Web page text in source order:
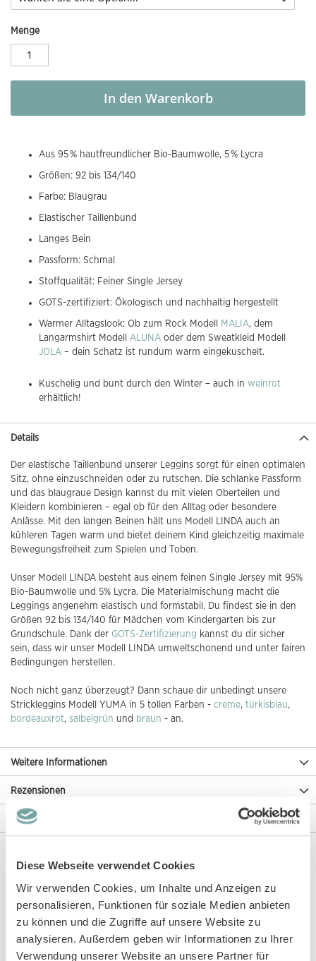
Diese Webseite verwendet Cookies
Wir verwenden Cookies, um Inhalte und Anzeigen zu
personalisieren, Funktionen für soziale Medien anbieten
zu können und die Zugriffe auf unsere Website zu
analysieren. Außerdem geben wir Informationen zu Ihrer
Verwendung unserer Website an unsere Partner für
Menge
In den Warenkorb
Aus 95 % hautfreundlicher Bio-Baumwolle, 5 % Lycra
Größen: 92 bis 134/140
Farbe: Blaugrau
Elastischer Taillenbund
Langes Bein
Passform: Schmal
Stoffqualität: Feiner Single Jersey
GOTS-zertifiziert: Ökologisch und nachhaltig hergestellt
Warmer Alltagslook: Ob zum Rock Modell MALIA, dem
Langarmshirt Modell ALUNA oder dem Sweatkleid Modell
JOLA – dein Schatz ist rundum warm eingekuschelt.
Kuschelig und bunt durch den Winter – auch in weinrot
erhältlich!
Details
Der elastische Taillenbund unserer Leggins sorgt für einen optimalen
Sitz, ohne einzuschneiden oder zu rutschen. Die schlanke Passform
und das blaugraue Design kannst du mit vielen Oberteilen und
Kleidern kombinieren – egal ob für den Alltag oder besondere
Anlässe. Mit den langen Beinen hält uns Modell LINDA auch an
kühleren Tagen warm und bietet deinem Kind gleichzeitig maximale
Bewegungsfreiheit zum Spielen und Toben.
Unser Modell LINDA besteht aus einem feinen Single Jersey mit 95%
Bio-Baumwolle und 5% Lycra. Die Materialmischung macht die
Leggings angenehm elastisch und formstabil. Du findest sie in den
Größen 92 bis 134/140 für Mädchen vom Kindergarten bis zur
Grundschule. Dank der GOTS-Zertifizierung kannst du dir sicher
sein, dass wir unser Modell LINDA umweltschonend und unter fairen
Bedingungen herstellen.
Noch nicht ganz überzeugt? Dann schaue dir unbedingt unsere
Strickleggins Modell YUMA in 5 tollen Farben - creme, türkisblau,
bordeauxrot, salbeigrün und braun - an.
Weitere Informationen
Rezensionen
Angaben zur Produktsicherheit